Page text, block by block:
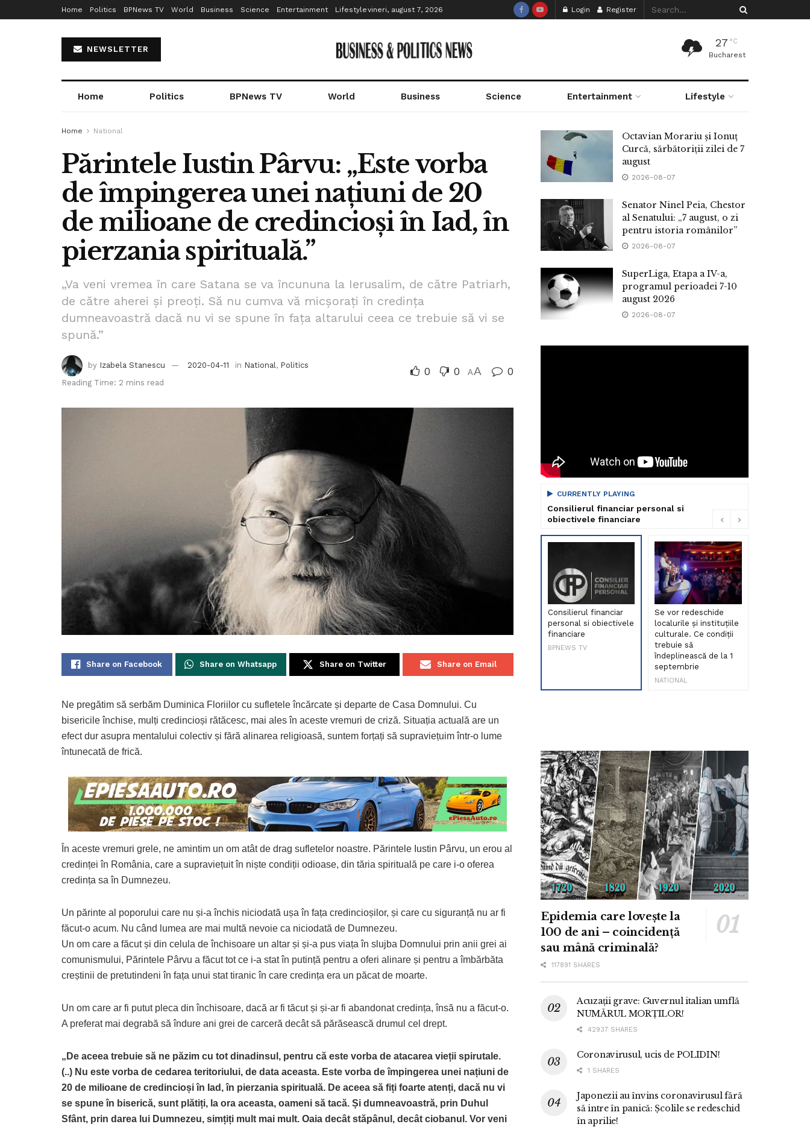
Home Politics BPNews TV World Business Science Entertainment Lifestylevineri, august 7, 2026 Login Register
NEWSLETTER
27 °C
Bucharest
Home Politics BPNews TV World Business Science Entertainment Lifestyle
Home National
Părintele Iustin Pârvu: „Este vorba
de împingerea unei națiuni de 20
de milioane de credincioși în Iad, în
pierzania spirituală.”
„Va veni vremea în care Satana se va încununa la Ierusalim, de către Patriarh,
de către aherei și preoți. Să nu cumva vă micșorați în credința
dumneavoastră dacă nu vi se spune în fața altarului ceea ce trebuie să vi se
spună.”
by Izabela Stanescu 2020-04-11 in National , Politics
Reading Time: 2 mins read
0 0 AA 0
Share on Facebook Share on Whatsapp Share on Twitter Share on Email
Ne pregătim să serbăm Duminica Floriilor cu sufletele încărcate și departe de Casa Domnului. Cu
bisericile închise, mulți credincioși rătăcesc, mai ales în aceste vremuri de criză. Situația actuală are un
efect dur asupra mentalului colectiv și fără alinarea religioasă, suntem forțați să supraviețuim într-o lume
întunecată de frică.
În aceste vremuri grele, ne amintim un om atât de drag sufletelor noastre. Părintele Iustin Pârvu, un erou al
credinței în România, care a supraviețuit în niște condiții odioase, din tăria spirituală pe care i-o oferea
credința sa în Dumnezeu.
Un părinte al poporului care nu și-a închis niciodată ușa în fața credincioșilor, și care cu siguranță nu ar fi
făcut-o acum. Nu când lumea are mai multă nevoie ca niciodată de Dumnezeu.
Un om care a făcut și din celula de închisoare un altar și și-a pus viața în slujba Domnului prin anii grei ai
comunismului, Părintele Pârvu a făcut tot ce i-a stat în putință pentru a oferi alinare și pentru a îmbărbăta
creștinii de pretutindeni în fața unui stat tiranic în care credința era un păcat de moarte.
Un om care ar fi putut pleca din închisoare, dacă ar fi tăcut și și-ar fi abandonat credința, însă nu a făcut-o.
A preferat mai degrabă să îndure ani grei de carceră decât să părăsească drumul cel drept.
„De aceea trebuie să ne păzim cu tot dinadinsul, pentru că este vorba de atacarea vieții spirutale.
(..) Nu este vorba de cedarea teritoriului, de data aceasta. Este vorba de împingerea unei națiuni de
20 de milioane de credincioși în Iad, în pierzania spirituală. De aceea să fiți foarte atenți, dacă nu vi
se spune în biserică, sunt plătiți, la ora aceasta, oameni să tacă. Și dumneavoastră, prin Duhul
Sfânt, prin darea lui Dumnezeu, simțiți mult mai mult. Oaia decât stăpânul, decât ciobanul. Vor veni
Octavian Morariu și Ionuț
Curcă, sărbătoriții zilei de 7
august
2026-08-07
Senator Ninel Peia, Chestor
al Senatului: „7 august, o zi
pentru istoria românilor”
2026-08-07
SuperLiga, Etapa a IV-a,
programul perioadei 7-10
august 2026
2026-08-07
CURRENTLY PLAYING
Consilierul financiar personal si
obiectivele financiare
Consilierul financiar
personal si obiectivele
financiare
BPNEWS TV
Se vor redeschide
localurile și instituțiile
culturale. Ce condiții
trebuie să
îndeplinească de la 1
septembrie
NATIONAL
Epidemia care lovește la
100 de ani – coincidență
sau mână criminală?
117891 SHARES
Acuzații grave: Guvernul italian umflă
NUMĂRUL MORȚILOR!
42937 SHARES
Coronavirusul, ucis de POLIDIN!
1 SHARES
Japonezii au învins coronavirusul fără
să intre în panică: Școlile se redeschid
în aprilie!